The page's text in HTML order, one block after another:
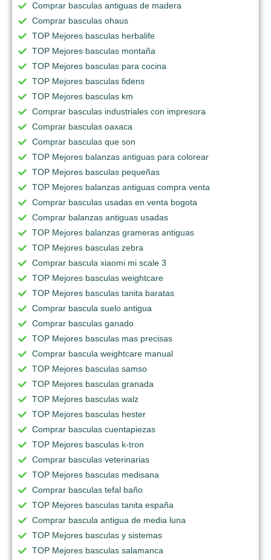
Comprar basculas antiguas de madera
Comprar basculas ohaus
TOP Mejores basculas herbalife
TOP Mejores basculas montaña
TOP Mejores basculas para cocina
TOP Mejores basculas fidens
TOP Mejores basculas km
Comprar basculas industriales con impresora
Comprar basculas oaxaca
Comprar basculas que son
TOP Mejores balanzas antiguas para colorear
TOP Mejores basculas pequeñas
TOP Mejores balanzas antiguas compra venta
Comprar basculas usadas en venta bogota
Comprar balanzas antiguas usadas
TOP Mejores balanzas grameras antiguas
TOP Mejores basculas zebra
Comprar bascula xiaomi mi scale 3
TOP Mejores basculas weightcare
TOP Mejores basculas tanita baratas
Comprar bascula suelo antigua
Comprar basculas ganado
TOP Mejores basculas mas precisas
Comprar bascula weightcare manual
TOP Mejores basculas samso
TOP Mejores basculas granada
TOP Mejores basculas walz
TOP Mejores basculas hester
Comprar basculas cuentapiezas
TOP Mejores basculas k-tron
Comprar basculas veterinarias
TOP Mejores basculas medisana
Comprar basculas tefal baño
TOP Mejores basculas tanita españa
Comprar bascula antigua de media luna
TOP Mejores basculas y sistemas
TOP Mejores basculas salamanca